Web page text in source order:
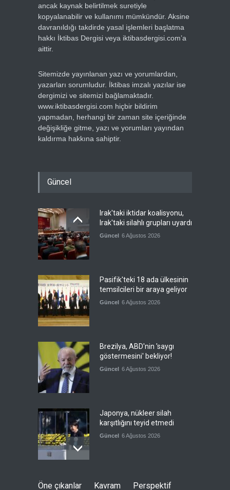
ancak kaynak belirtilmek suretiyle
kopyalanabilir ve kullanımı mümkündür. Aksine
davranıldığı takdirde yasal işlemleri başlatma
hakkı İktibas Dergisi veya iktibasdergisi.com’a
aittir.
Sitemizde yayınlanan yazı ve yorumlardan,
yazarları sorumludur. İktibas imzalı yazılar ise
dergimizi ve sitemizi bağlamaktadır.
www.iktibasdergisi.com hiçbir bildirim
yapmadan, herhangi bir zaman site içeriğinde
değişikliğe gitme, yazı ve yorumları yayından
kaldırma hakkına sahiptir.
Güncel
Irak'taki iktidar koalisyonu,
Irak'taki silahlı grupları uyardı
Güncel 6 Ağustos 2026
Pasifik'teki 18 ada ülkesinin
temsilcileri bir araya geliyor
Güncel 6 Ağustos 2026
Brezilya, ABD'nin 'saygı
göstermesini' bekliyor!
Güncel 6 Ağustos 2026
Japonya, nükleer silah
karşıtlığını teyid etmedi
Güncel 6 Ağustos 2026
Öne çıkanlar Kavram Perspektif